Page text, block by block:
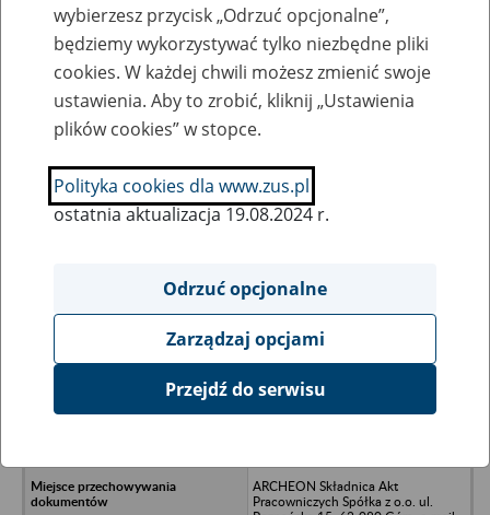
Nazwa zakładu pracy:
SZUKAJ
Ukryj wszystkie pozycje bazy
ORANGEBLUE BPO Sp. z o.o. w
ARCHEON Składnica Akt
Pracowniczych Spółka z o.o. ul.
wybierzesz przycisk „Odrzuć opcjonalne”,
będziemy wykorzystywać tylko niezbędne pliki
cookies. W każdej chwili możesz zmienić swoje
ustawienia. Aby to zrobić, kliknij „Ustawienia
plików cookies” w stopce.
Polityka cookies dla www.zus.pl
ostatnia aktualizacja 19.08.2024 r.
Odrzuć opcjonalne
Zarządzaj opcjami
Przejdź do serwisu